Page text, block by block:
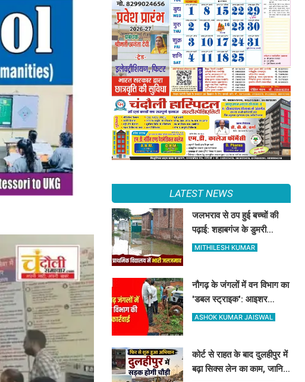
LATEST NEWS
जलभराव से ठप हुई बच्चों की
पढ़ाई: शहाबगंज के डुमरी
प्राथमिक स्कूल में घुसा पानी,
MITHILESH KUMAR
नौगढ़ के जंगलों में वन विभाग का
'डबल स्ट्राइक': आइशर
ट्रैक्टर सीज, रिलायंस कंपनी
ASHOK KUMAR JAISWAL
कोर्ट से राहत के बाद दुलहीपुर में
बढ़ा सिक्स लेन का काम, जानिए